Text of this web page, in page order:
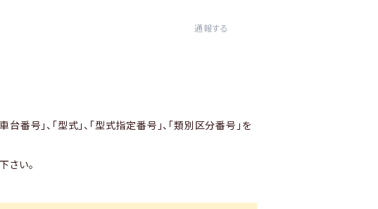
通報する
番号」、「型式」、「型式指定番号」、「類別区分番号」を
さい。